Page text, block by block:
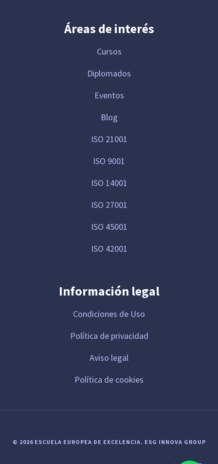
Áreas de interés
Cursos
Diplomados
Eventos
Blog
ISO 21001
ISO 9001
ISO 14001
ISO 27001
ISO 45001
ISO 42001
Información legal
Condiciones de Uso
Política de privacidad
Aviso legal
Política de cookies
© 2026 ESCUELA EUROPEA DE EXCELENCIA. ESG INNOVA GROUP